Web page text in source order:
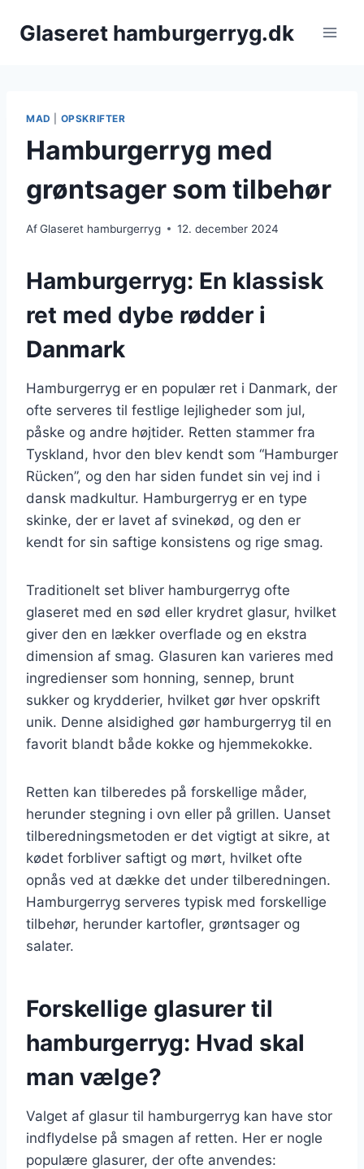
Glaseret hamburgerryg.dk
MAD OPSKRIFTER
Hamburgerryg med
grøntsager som tilbehør
AfGlaseret hamburgerryg 12. december 2024
Hamburgerryg: En klassisk
ret med dybe rødder i
Danmark
Hamburgerryg er en populær ret i Danmark, der
ofte serveres til festlige lejligheder som jul,
påske og andre højtider. Retten stammer fra
Tyskland, hvor den blev kendt som “Hamburger
Rücken”, og den har siden fundet sin vej ind i
dansk madkultur. Hamburgerryg er en type
skinke, der er lavet af svinekød, og den er
kendt for sin saftige konsistens og rige smag.
Traditionelt set bliver hamburgerryg ofte
glaseret med en sød eller krydret glasur, hvilket
giver den en lækker overflade og en ekstra
dimension af smag. Glasuren kan varieres med
ingredienser som honning, sennep, brunt
sukker og krydderier, hvilket gør hver opskrift
unik. Denne alsidighed gør hamburgerryg til en
favorit blandt både kokke og hjemmekokke.
Retten kan tilberedes på forskellige måder,
herunder stegning i ovn eller på grillen. Uanset
tilberedningsmetoden er det vigtigt at sikre, at
kødet forbliver saftigt og mørt, hvilket ofte
opnås ved at dække det under tilberedningen.
Hamburgerryg serveres typisk med forskellige
tilbehør, herunder kartofler, grøntsager og
salater.
Forskellige glasurer til
hamburgerryg: Hvad skal
man vælge?
Valget af glasur til hamburgerryg kan have stor
indflydelse på smagen af retten. Her er nogle
populære glasurer, der ofte anvendes: